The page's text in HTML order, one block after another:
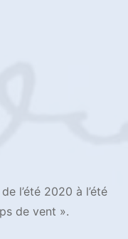
l’été 2020 à l’été
de vent ».